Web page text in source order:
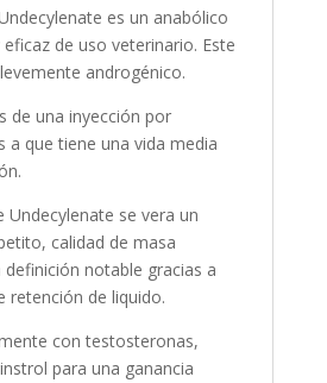
es un anabólico
de uso veterinario. Este
androgénico.
de una inyección por
a que tiene una vida media
Undecylenate se vera un
calidad de masa
notable gracias a
retención de liquido.
con testosteronas,
para una ganancia